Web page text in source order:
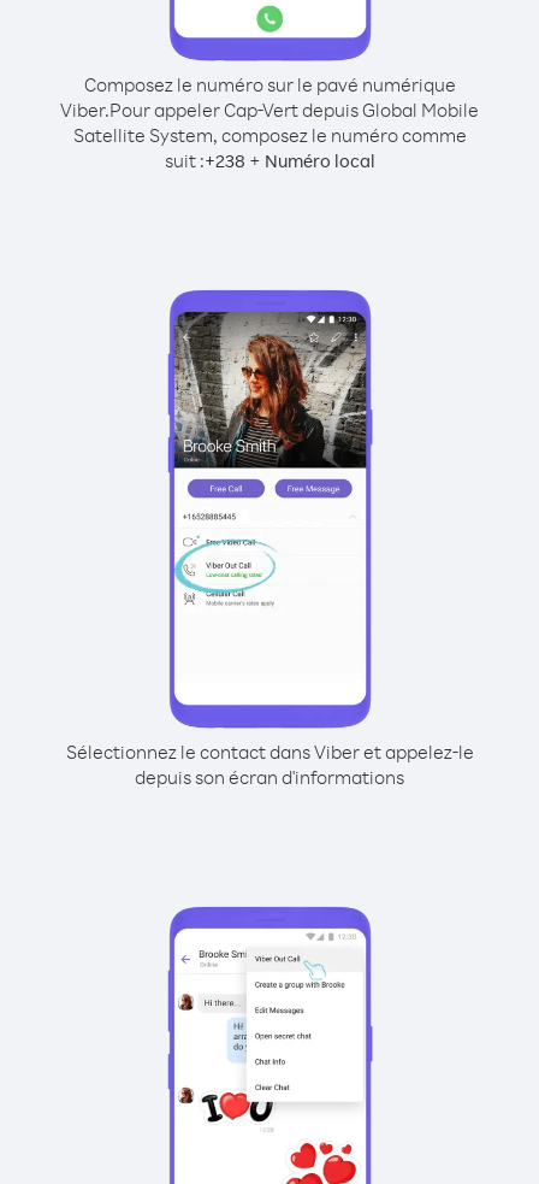
Composez le numéro sur le pavé numérique
Viber.Pour appeler Cap-Vert depuis Global Mobile
Satellite System, composez le numéro comme
suit :+238 + Numéro local
Sélectionnez le contact dans Viber et appelez-le
depuis son écran d'informations